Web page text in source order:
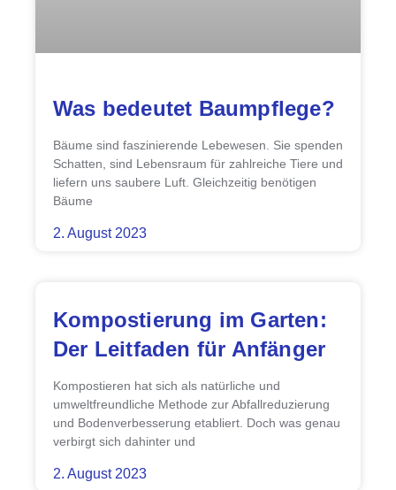
Was bedeutet Baumpflege?
Bäume sind faszinierende Lebewesen. Sie spenden
Schatten, sind Lebensraum für zahlreiche Tiere und
liefern uns saubere Luft. Gleichzeitig benötigen
Bäume
2. August 2023
Kompostierung im Garten:
Der Leitfaden für Anfänger
Kompostieren hat sich als natürliche und
umweltfreundliche Methode zur Abfallreduzierung
und Bodenverbesserung etabliert. Doch was genau
verbirgt sich dahinter und
2. August 2023